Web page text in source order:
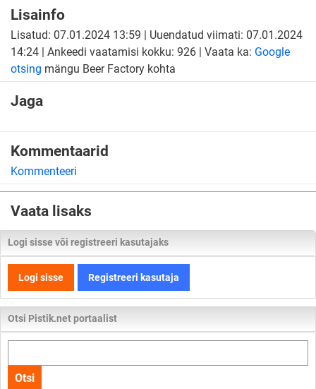
Lisainfo
Lisatud: 07.01.2024 13:59 | Uuendatud viimati: 07.01.2024
14:24 | Ankeedi vaatamisi kokku: 926 | Vaata ka: Google
otsing mängu Beer Factory kohta
Jaga
Kommentaarid
Kommenteeri
Vaata lisaks
Logi sisse või registreeri kasutajaks
Logi sisse Registreeri kasutaja
Otsi Pistik.net portaalist
kogu
lehelt
Otsi